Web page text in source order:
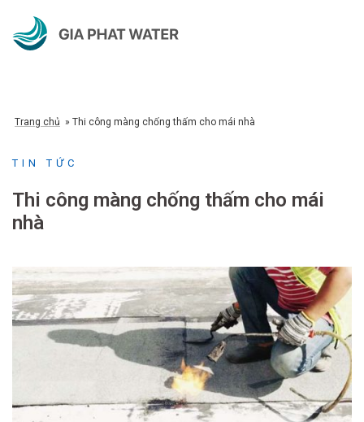
Trang chủ » Thi công màng chống thấm cho mái nhà
TIN TỨC
Thi công màng chống thấm cho mái
nhà